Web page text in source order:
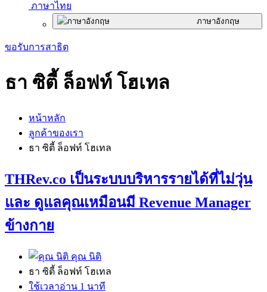
ภาษาไทย
ภาษาอังกฤษ
ขอรับการสาธิต
ธา ซิตี้ ล็อฟท์ โฮเทล
หน้าหลัก
ลูกค้าของเรา
ธา ซิตี้ ล็อฟท์ โฮเทล
THRev.co เป็นระบบบริหารรายได้ที่ไม่วุ่น
และ ดูแลคุณเหมือนมี Revenue Manager
ข้างกาย
คุณ นิติ
ธา ซิตี้ ล็อฟท์ โฮเทล
ใช้เวลาอ่าน 1 นาที